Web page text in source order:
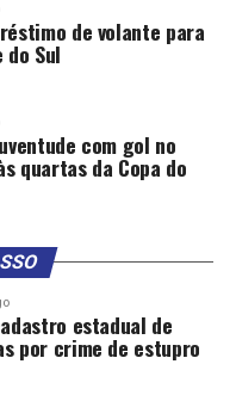
de volante para
do Sul
com gol no
quartas da Copa do
estadual de
por crime de estupro